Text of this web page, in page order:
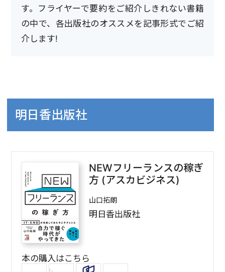
す。フライヤーで要約をご紹介しきれない書籍
の中で、各出版社のオススメを記事形式でご紹
介します!
明日香出版社
NEWフリーランスの稼ぎ
方 (アスカビジネス)
山口拓朗
明日香出版社
本の購入はこちら